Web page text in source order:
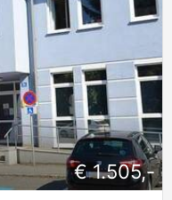
€ 1.505,-